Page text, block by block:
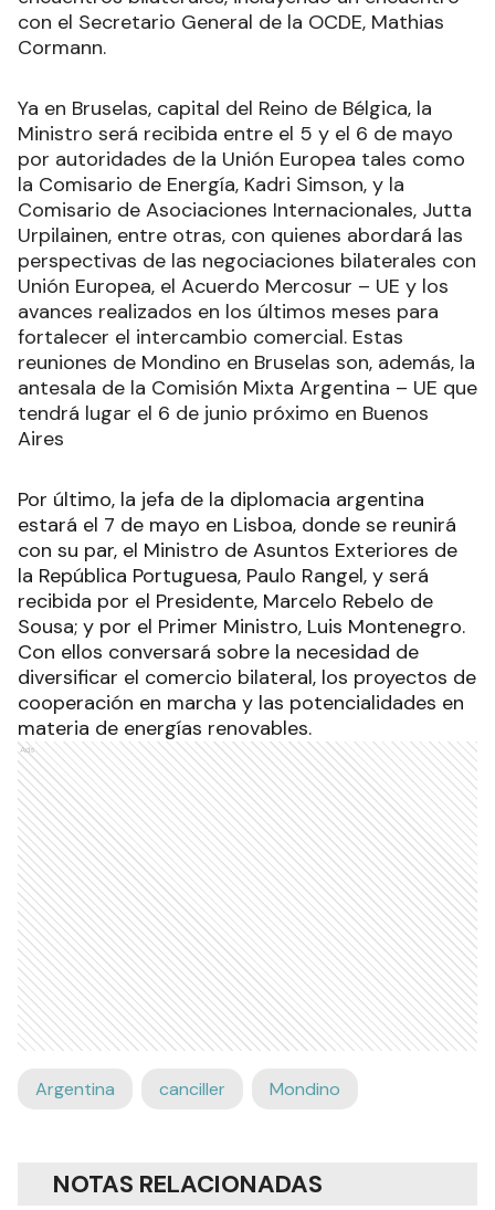
con el Secretario General de la OCDE, Mathias
Cormann.
Ya en Bruselas, capital del Reino de Bélgica, la
Ministro será recibida entre el 5 y el 6 de mayo
por autoridades de la Unión Europea tales como
la Comisario de Energía, Kadri Simson, y la
Comisario de Asociaciones Internacionales, Jutta
Urpilainen, entre otras, con quienes abordará las
perspectivas de las negociaciones bilaterales con
Unión Europea, el Acuerdo Mercosur – UE y los
avances realizados en los últimos meses para
fortalecer el intercambio comercial. Estas
reuniones de Mondino en Bruselas son, además, la
antesala de la Comisión Mixta Argentina – UE que
tendrá lugar el 6 de junio próximo en Buenos
Aires
Por último, la jefa de la diplomacia argentina
estará el 7 de mayo en Lisboa, donde se reunirá
con su par, el Ministro de Asuntos Exteriores de
la República Portuguesa, Paulo Rangel, y será
recibida por el Presidente, Marcelo Rebelo de
Sousa; y por el Primer Ministro, Luis Montenegro.
Con ellos conversará sobre la necesidad de
diversificar el comercio bilateral, los proyectos de
cooperación en marcha y las potencialidades en
materia de energías renovables.
Ads
Argentina canciller Mondino
NOTAS RELACIONADAS